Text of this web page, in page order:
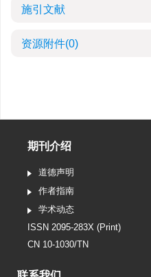
施引文献
资源附件(0)
期刊介绍
道德声明
作者指南
学术动态
ISSN 2095-283X (Print)
CN 10-1030/TN